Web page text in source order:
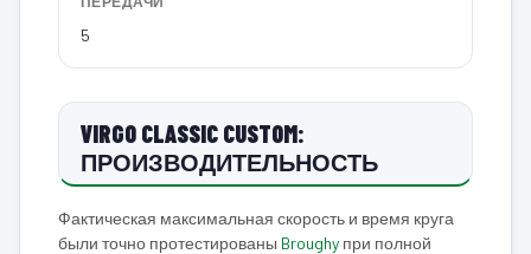
5
VIRGO CLASSIC CUSTOM:
ПРОИЗВОДИТЕЛЬНОСТЬ
Фактическая максимальная скорость и время круга
были точно протестированы Broughy при полной